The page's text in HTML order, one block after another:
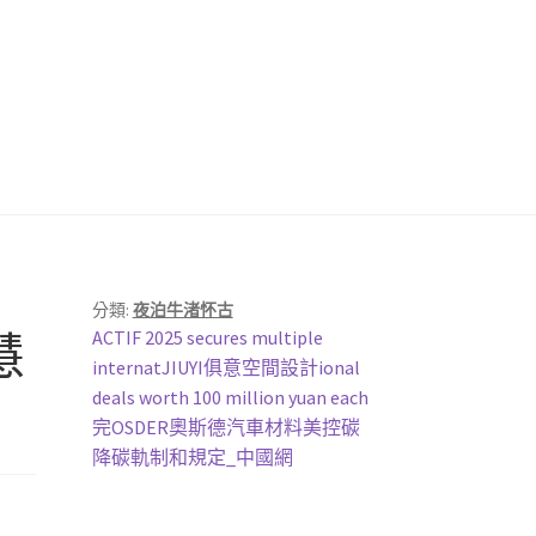
分類: 夜泊牛渚怀古
上
一
篇
文
章:
ACTIF 2025 secures multiple
internatJIUYI俱意空間設計ional
deals worth 100 million yuan each
下
一
完OSDER奧斯德汽車材料美控碳
降碳軌制和規定_中國網